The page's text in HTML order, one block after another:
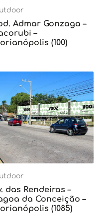
Admar Gonzaga –
–
(100)
das Rendeiras –
da Conceição –
(1085)